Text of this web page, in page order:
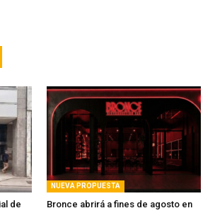
de
NUEVA PROPUESTA
Bronce abrirá a fines de agosto en